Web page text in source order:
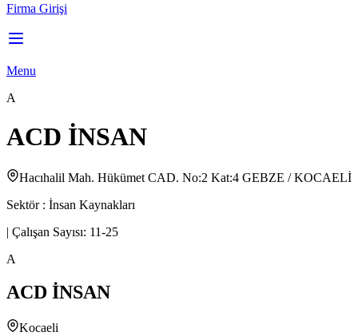
Firma Girişi
Menu
A
ACD İNSAN
Hacıhalil Mah. Hükümet CAD. No:2 Kat:4 GEBZE / KOCAELİ
Sektör : İnsan Kaynakları
| Çalışan Sayısı: 11-25
A
ACD İNSAN
Kocaeli